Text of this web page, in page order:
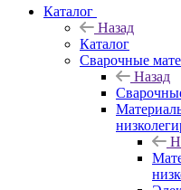
Каталог
Назад
Каталог
Сварочные
Назад